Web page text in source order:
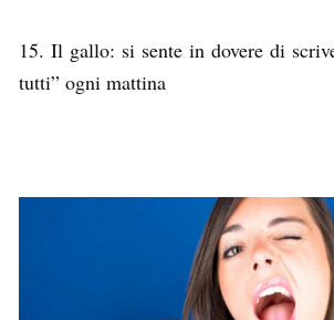
15. Il gallo: si sente in dovere di
tutti” ogni mattina